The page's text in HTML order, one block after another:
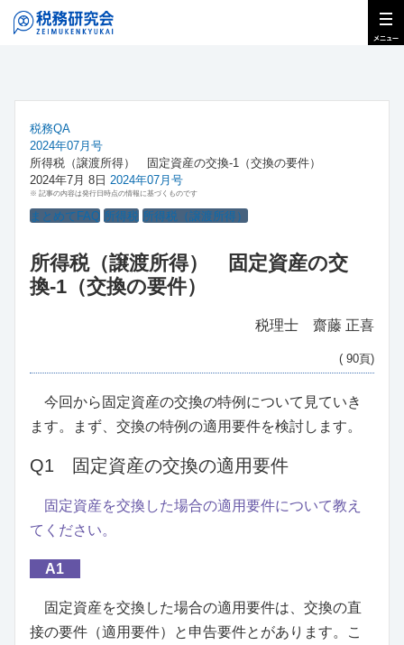
税務QA
2024年07月号
所得税（譲渡所得） 固定資産の交換-1（交換の要件）
2024年7月 8日 2024年07月号
※ 記事の内容は発行日時点の情報に基づくものです
まとめてFAQ 所得税 所得税（譲渡所得）
所得税（譲渡所得） 固定資産の交
換-1（交換の要件）
税理士 齋藤 正喜
( 90頁)
今回から固定資産の交換の特例について見ていき
ます。まず、交換の特例の適用要件を検討します。
Q1 固定資産の交換の適用要件
固定資産を交換した場合の適用要件について教え
てください。
A1
固定資産を交換した場合の適用要件は、交換の直
接の要件（適用要件）と申告要件とがあります。こ